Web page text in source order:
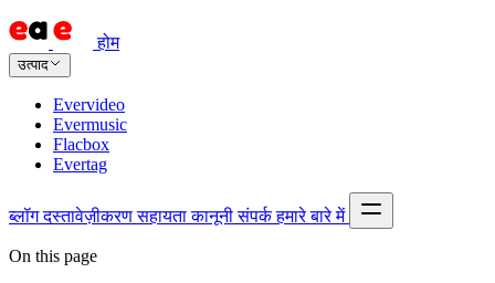
होम
उत्पाद
Evervideo
Evermusic
Flacbox
Evertag
ब्लॉग दस्तावेज़ीकरण सहायता कानूनी संपर्क हमारे बारे में
On this page